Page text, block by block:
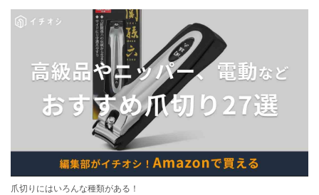
爪切りにはいろんな種類がある！